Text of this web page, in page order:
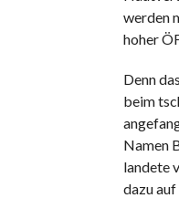
werden
hoher
Denn
beim
Namen
landete
dazu